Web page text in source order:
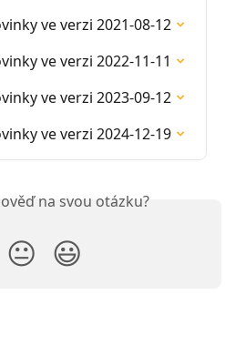
ve verzi 2021-08-12
ve verzi 2022-11-11
ve verzi 2023-09-12
ve verzi 2024-12-19
na svou otázku?
😐 😃